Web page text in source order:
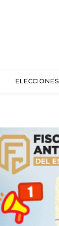
ELECCIONES